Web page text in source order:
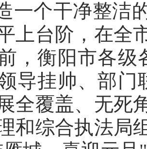
一个干净整洁
上台阶，在全
，衡阳市各
导挂帅、部
全覆盖、无死
和综合执法局